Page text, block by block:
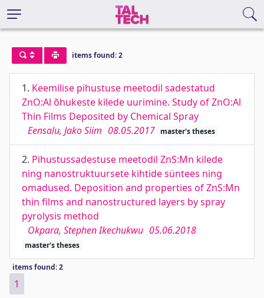
items found: 2
1. Keemilise pihustuse meetodil sadestatud
ZnO:Al õhukeste kilede uurimine. Study of ZnO:Al
Thin Films Deposited by Chemical Spray
Eensalu, Jako Siim 08.05.2017 master's theses
2. Pihustussadestuse meetodil ZnS:Mn kilede
ning nanostruktuursete kihtide süntees ning
omadused. Deposition and properties of ZnS:Mn
thin films and nanostructured layers by spray
pyrolysis method
Okpara, Stephen Ikechukwu 05.06.2018
master's theses
items found: 2
1